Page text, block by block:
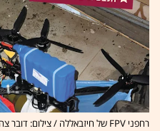
רחפני FPV של חיזבאללה / צילום: דובר צה''ל